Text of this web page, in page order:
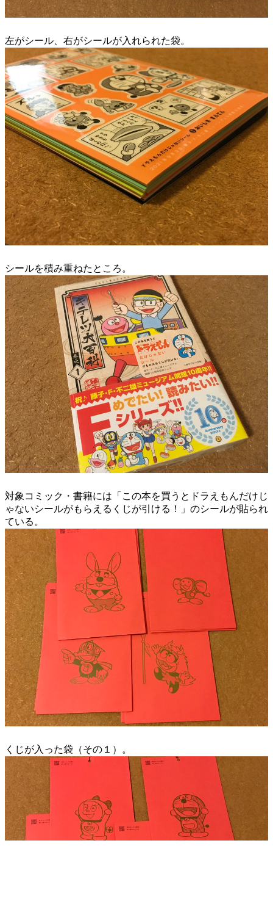
左がシール、右がシールが入れられた袋。
シールを積み重ねたところ。
対象コミック・書籍には「この本を買うとドラえもんだけじ
ゃないシールがもらえるくじが引ける！」のシールが貼られ
ている。
くじが入った袋（その１）。